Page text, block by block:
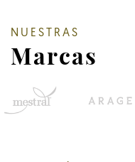
NUESTRAS
Marcas